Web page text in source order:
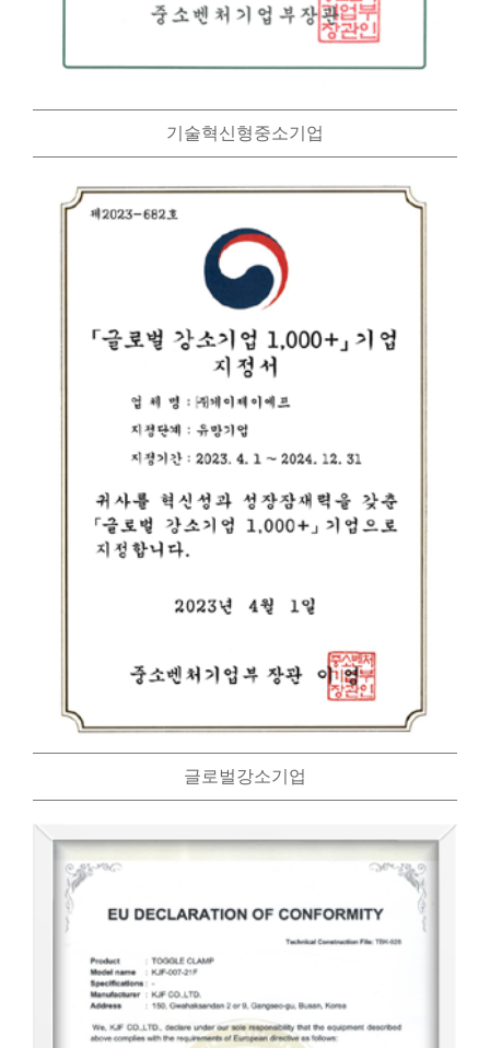
기술혁신형중소기업
글로벌강소기업